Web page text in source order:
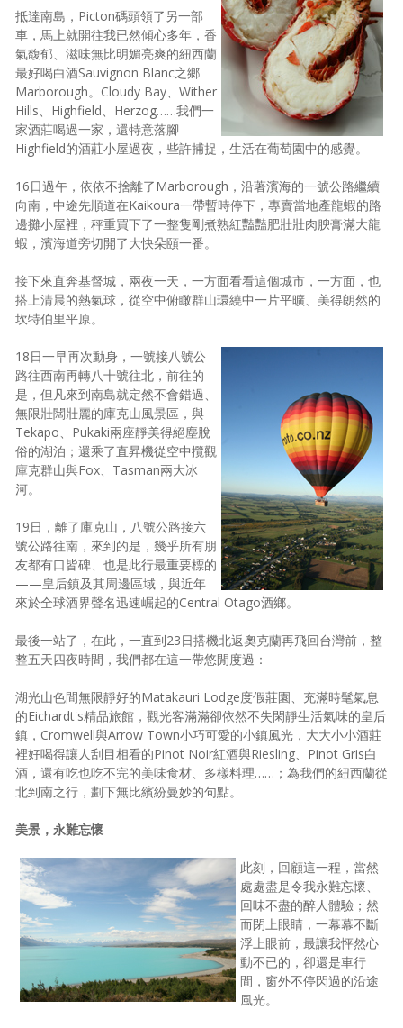
抵達南島，Picton碼頭領了另一部
車，馬上就開往我已然傾心多年，香
氣馥郁、滋味無比明媚亮爽的紐西蘭
最好喝白酒Sauvignon Blanc之鄉
Marborough。Cloudy Bay、Wither
Hills、Highfield、Herzog……我們一
家酒莊喝過一家，還特意落腳
Highfield的酒莊小屋過夜，些許捕捉，生活在葡萄園中的感覺。
16日過午，依依不捨離了Marborough，沿著濱海的一號公路繼續
向南，中途先順道在Kaikoura一帶暫時停下，專賣當地產龍蝦的路
邊攤小屋裡，秤重買下了一整隻剛煮熟紅豔豔肥壯壯肉腴膏滿大龍
蝦，濱海道旁切開了大快朵頤一番。
接下來直奔基督城，兩夜一天，一方面看看這個城市，一方面，也
搭上清晨的熱氣球，從空中俯瞰群山環繞中一片平曠、美得朗然的
坎特伯里平原。
18日一早再次動身，一號接八號公
路往西南再轉八十號往北，前往的
是，但凡來到南島就定然不會錯過、
無限壯闊壯麗的庫克山風景區，與
Tekapo、Pukaki兩座靜美得絕塵脫
俗的湖泊；還乘了直昇機從空中攬觀
庫克群山與Fox、Tasman兩大冰
河。
19日，離了庫克山，八號公路接六
號公路往南，來到的是，幾乎所有朋
友都有口皆碑、也是此行最重要標的
——皇后鎮及其周邊區域，與近年
來於全球酒界聲名迅速崛起的Central Otago酒鄉。
最後一站了，在此，一直到23日搭機北返奧克蘭再飛回台灣前，整
整五天四夜時間，我們都在這一帶悠閒度過：
湖光山色間無限靜好的Matakauri Lodge度假莊園、充滿時髦氣息
的Eichardt's精品旅館，觀光客滿滿卻依然不失閑靜生活氣味的皇后
鎮，Cromwell與Arrow Town小巧可愛的小鎮風光，大大小小酒莊
裡好喝得讓人刮目相看的Pinot Noir紅酒與Riesling、Pinot Gris白
酒，還有吃也吃不完的美味食材、多樣料理……；為我們的紐西蘭從
北到南之行，劃下無比繽紛曼妙的句點。
美景，永難忘懷
此刻，回顧這一程，當然
處處盡是令我永難忘懷、
回味不盡的醉人體驗；然
而閉上眼睛，一幕幕不斷
浮上眼前，最讓我怦然心
動不已的，卻還是車行
間，窗外不停閃過的沿途
風光。